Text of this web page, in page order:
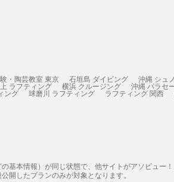
・陶芸教室 東京 石垣島 ダイビング 沖縄 シュ
ラフティング 横浜 クルージング 沖縄 パラセ
ング 球磨川 ラフティング ラフティング 関西
基本情報）が同じ状態で、他サイトがアソビュー
開したプランのみが対象となります。